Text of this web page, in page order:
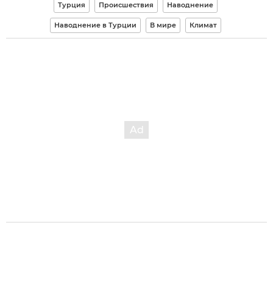
Турция Происшествия Наводнение
Наводнение в Турции В мире Климат